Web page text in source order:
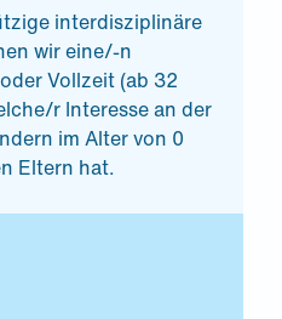
interdisziplinäre
wir eine/-n
Vollzeit (ab 32
r Interesse an der
im Alter von 0
Eltern hat.